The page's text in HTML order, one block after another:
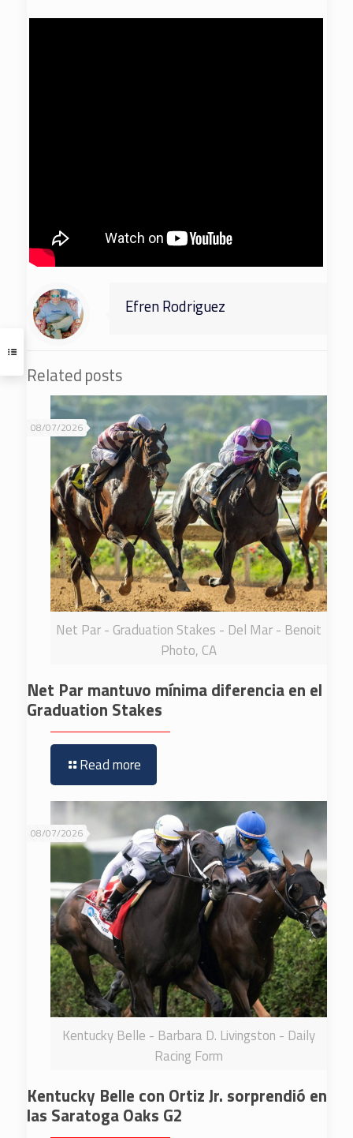
Efren Rodriguez
Related posts
Net Par - Graduation Stakes - Del Mar - Benoit
Photo, CA
08/07/2026
Net Par mantuvo mínima diferencia en el
Graduation Stakes
Read more
Kentucky Belle - Barbara D. Livingston - Daily
Racing Form
08/07/2026
Kentucky Belle con Ortiz Jr. sorprendió en
las Saratoga Oaks G2